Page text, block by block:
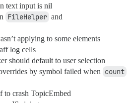
text input is nil
FileHelper and
applying to some elements
log cells
should default to user selection
by symbol failed when count
to crash TopicEmbed